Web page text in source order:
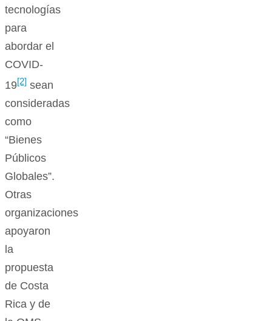
tecnologías
para
abordar el
COVID-
19[2] sean
consideradas
como
“Bienes
Públicos
Globales”.
Otras
organizaciones
apoyaron
la
propuesta
de Costa
Rica y de